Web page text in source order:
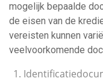
mogelijk bepaalde
de eisen van de
vereisten kunnen
veelvoorkomende